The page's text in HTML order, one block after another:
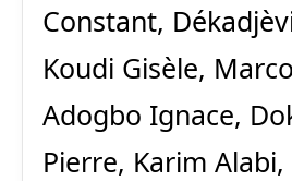
Constant,
Koudi Gisèle,
Adogbo Ignace,
Pierre, Karim